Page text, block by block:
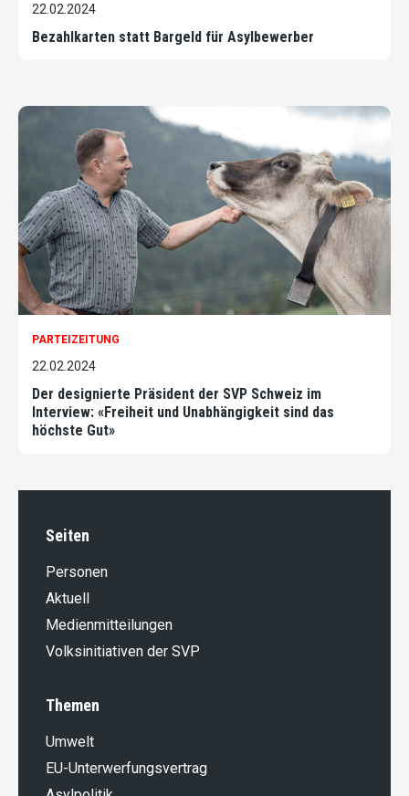
22.02.2024
Bezahlkarten statt Bargeld für Asylbewerber
PARTEIZEITUNG
22.02.2024
Der designierte Präsident der SVP Schweiz im
Interview: «Freiheit und Unabhängigkeit sind das
höchste Gut»
Seiten
Personen
Aktuell
Medienmitteilungen
Volksinitiativen der SVP
Themen
Umwelt
EU-Unterwerfungsvertrag